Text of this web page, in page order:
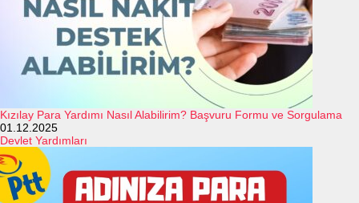
Kızılay Para Yardımı Nasıl Alabilirim? Başvuru Formu ve Sorgulama
01.12.2025
Devlet Yardımları